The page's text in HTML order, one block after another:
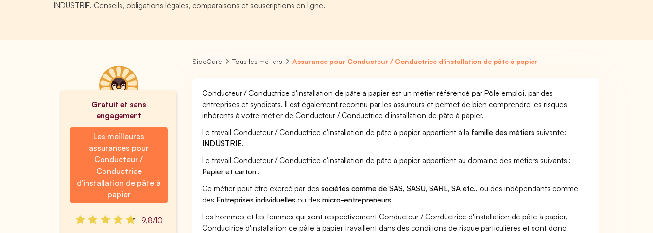
INDUSTRIE. Conseils, obligations légales, comparaisons et souscriptions en ligne.
Gratuit et sans
engagement
Les meilleures
assurances pour
Conducteur /
Conductrice
d'installation de pâte à
papier
9,8/10
SideCare Tous les métiers Assurance pour Conducteur / Conductrice d'installation de pâte à papier
Conducteur / Conductrice d'installation de pâte à papier est un métier référencé par Pôle emploi, par des
entreprises et syndicats. Il est également reconnu par les assureurs et permet de bien comprendre les risques
inhérents à votre métier de Conducteur / Conductrice d'installation de pâte à papier.
Le travail Conducteur / Conductrice d'installation de pâte à papier appartient à la famille des métiers suivante:
INDUSTRIE.
Le travail Conducteur / Conductrice d'installation de pâte à papier appartient au domaine des métiers suivants :
Papier et carton .
Ce métier peut être exercé par dessociétés comme de SAS, SASU, SARL, SA etc.. ou des indépendants comme
des Entreprises individuelles ou desmicro-entrepreneurs.
Les hommes et les femmes qui sont respectivement Conducteur / Conductrice d'installation de pâte à papier,
Conductrice d'installation de pâte à papier travaillent dans des conditions de risque particulières et sont donc